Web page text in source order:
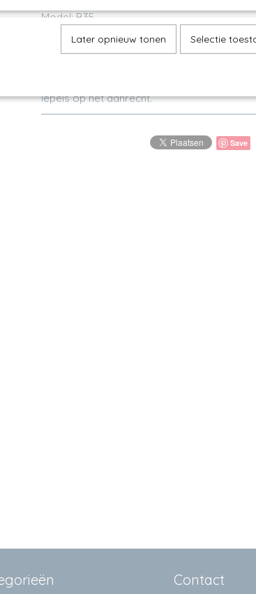
Model: B35
Decor: 2329X
Prachtige kan of lampetkan voor een
lepels op het aanrecht.
Save
Contact
Later opnieuw tonen Selectie